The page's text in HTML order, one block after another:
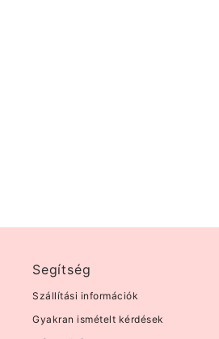
Segítség
Szállítási információk
Gyakran ismételt kérdések